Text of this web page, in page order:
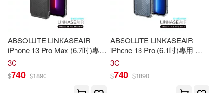
灌木文化(40)
Journals&sketchbooks(39)
崧燁文化(231)
大碩教育(227)
安徽科學技術出版社(227)
ABSOLUTE LINKASEAIR
iPhone 13 Pro Max (6.7吋)專用
電子蝕刻技術防摔抗變色抗菌
Max專用
3C
$740 $1890
ABSOLUTE LINKASEAIR
iPhone 13 Pro (6.1吋)專用 電
子蝕刻技術防摔抗變色抗菌大
用
3C
$740 $1890